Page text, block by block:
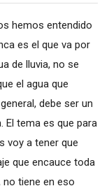
hemos entendido
es el que va por
de lluvia, no se
el agua que
debe ser un
El tema es que para
voy a tener que
que encauce toda
no tiene en eso